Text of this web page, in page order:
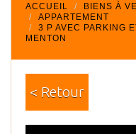
ACCUEIL
BIENS À
APPARTEMENT
3 P AVEC PARKING
MENTON
< Retour